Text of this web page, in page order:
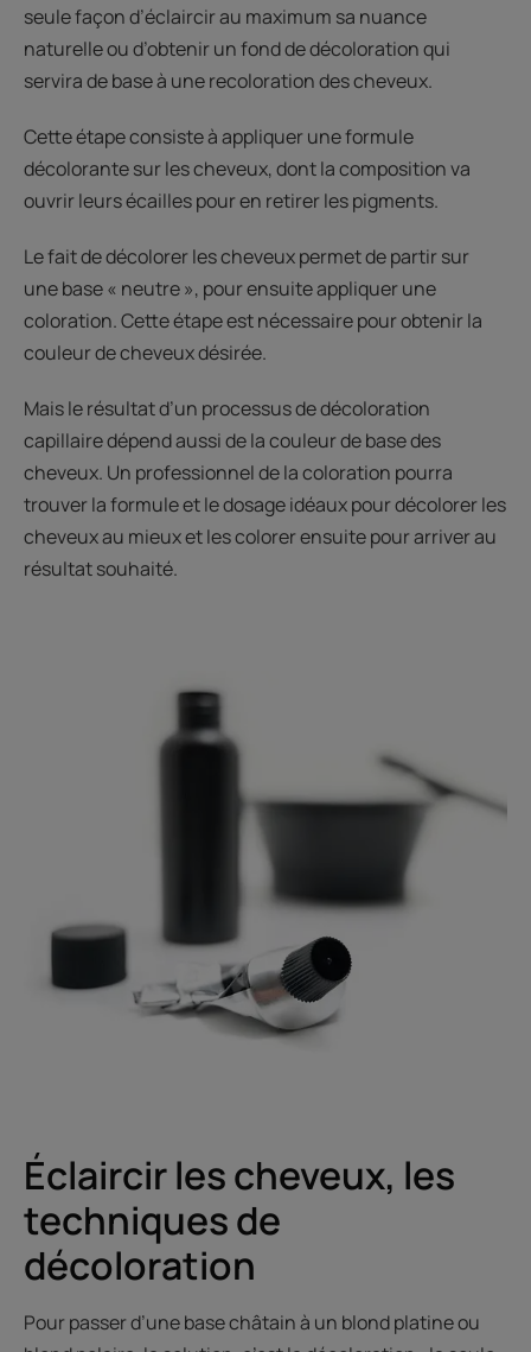
seule façon d’éclaircir au maximum sa nuance
naturelle ou d’obtenir un fond de décoloration qui
servira de base à une recoloration des cheveux.
Cette étape consiste à appliquer une formule
décolorante sur les cheveux, dont la composition va
ouvrir leurs écailles pour en retirer les pigments.
Le fait de décolorer les cheveux permet de partir sur
une base « neutre », pour ensuite appliquer une
coloration. Cette étape est nécessaire pour obtenir la
couleur de cheveux désirée.
Mais le résultat d’un processus de décoloration
capillaire dépend aussi de la couleur de base des
cheveux. Un professionnel de la coloration pourra
trouver la formule et le dosage idéaux pour décolorer les
cheveux au mieux et les colorer ensuite pour arriver au
résultat souhaité.
Éclaircir les cheveux, les
techniques de
décoloration
Pour passer d’une base châtain à un blond platine ou